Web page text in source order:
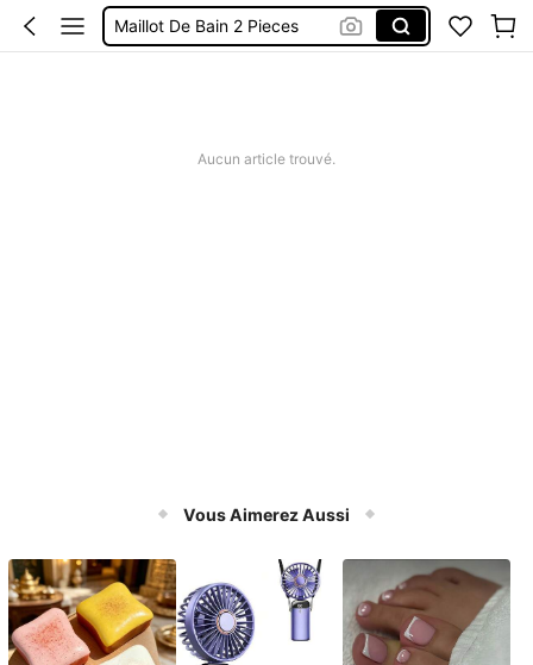
Robes Femme été
Aucun article trouvé.
Vous Aimerez Aussi